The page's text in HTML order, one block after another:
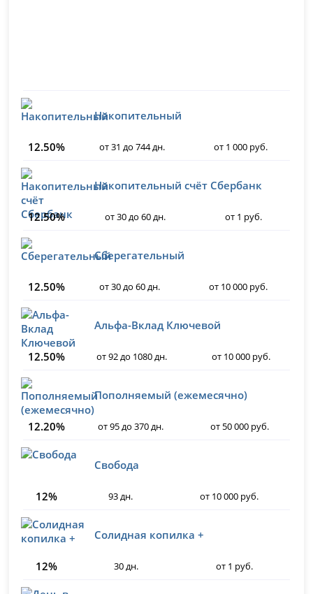
Накопительный
12.50% от 31 до 744 дн. от 1 000 руб.
Накопительный счёт Сбербанк
12.50% от 30 до 60 дн. от 1 руб.
Сберегательный
12.50% от 30 до 60 дн. от 10 000 руб.
Альфа-Вклад Ключевой
12.50% от 92 до 1080 дн. от 10 000 руб.
Пополняемый (ежемесячно)
12.20% от 95 до 370 дн. от 50 000 руб.
Свобода
12% 93 дн. от 10 000 руб.
Солидная копилка +
12% 30 дн. от 1 руб.